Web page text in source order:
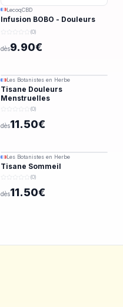
LecoqCBD
Infusion BOBO - Douleurs
menstruelles - 28g
(0)
dès9.90€
Les Botanistes en Herbe
Tisane Douleurs
Menstruelles
(0)
dès11.50€
Les Botanistes en Herbe
Tisane Sommeil
(0)
dès11.50€